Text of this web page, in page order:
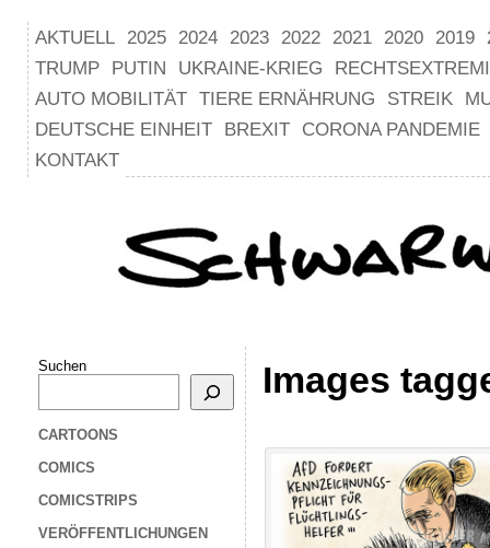
AKTUELL 2025 2024 2023 2022 2021 2020 2019
TRUMP
PUTIN UKRAINE-KRIEG
AUTO MOBILITÄT TIERE ERNÄHRUNG STREIK
DEUTSCHE EINHEIT
BREXIT
CORONA PANDEMIE
KONTAKT
Suchen
CARTOONS
COMICS
COMICSTRIPS
VERÖFFENTLICHUNGEN
Images